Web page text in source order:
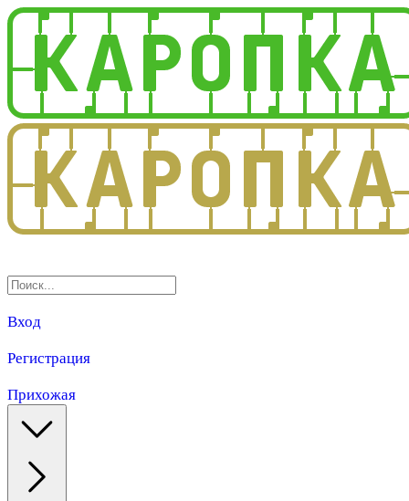
Вход
Регистрация
Прихожая